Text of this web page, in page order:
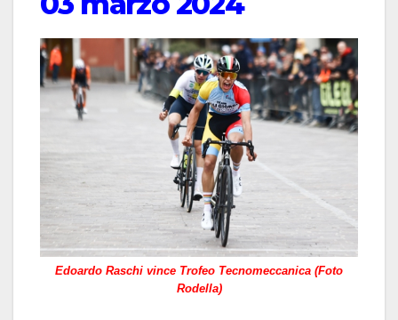
Edoardo Raschi vince Trofeo Tecnomeccanica (Foto
Rodella)